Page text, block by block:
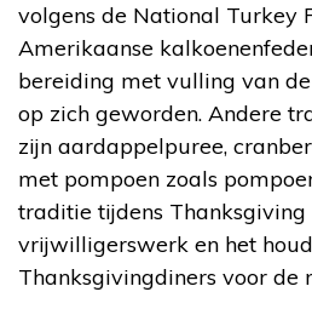
volgens de National Turkey
Amerikaanse
bereiding met vulling van
op zich geworden. Andere
zijn aardappelpuree,
met pompoen zoals
traditie tijdens Thanksgiving
vrijwilligerswerk en het
Thanksgivingdiners voor de